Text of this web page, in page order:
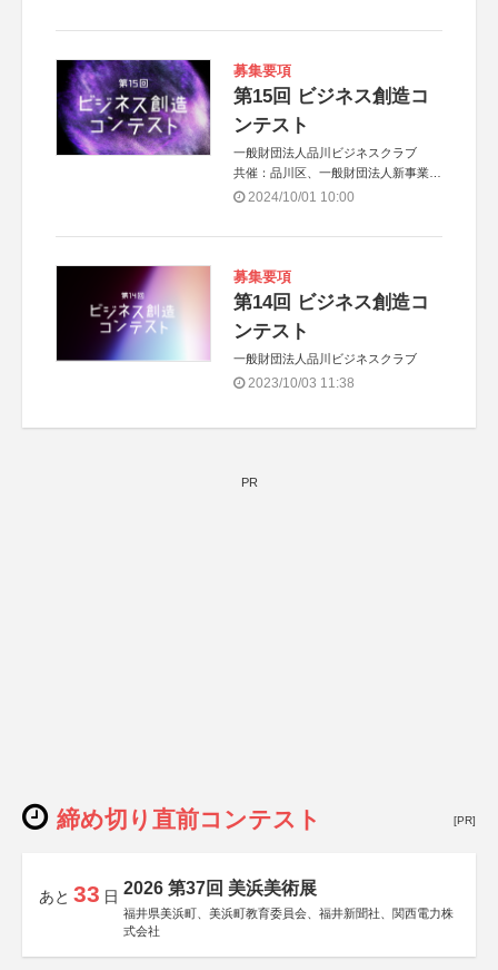
募集要項
第15回 ビジネス創造コ
ンテスト
一般財団法人品川ビジネスクラブ
共催：品川区、一般財団法人新事業創
生機構
2024/10/01 10:00
募集要項
第14回 ビジネス創造コ
ンテスト
一般財団法人品川ビジネスクラブ
2023/10/03 11:38
PR
締め切り直前コンテスト [PR]
あと 33 日 2026 第37回 美浜美術展
福井県美浜町、美浜町教育委員会、福井新聞社、関西電力株
式会社